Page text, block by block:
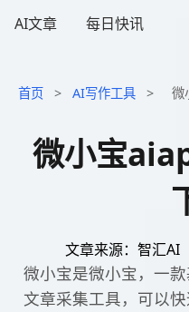
AI文章 每日快讯
首页 > AI写作工具 > 微
微小宝
文章来源：智汇AI
微小宝是微小宝，一
文章采集工具，可以